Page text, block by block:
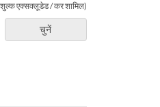
एक्सक्लूडेड / कर शामिल)
चुनें